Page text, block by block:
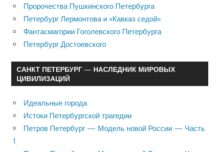
Пророчества Пушкинского Петербурга
Петербург Лермонтова и «Кавказ седой»
Фантасмагории Гоголевского Петербурга
Петербург Достоевского
САНКТ ПЕТЕРБУРГ — НАСЛЕДНИК МИРОВЫХ
ЦИВИЛИЗАЦИЙ
Идеальные города
Истоки Петербургской трагедии
Петров Петербург — Модель новой России — Часть
1